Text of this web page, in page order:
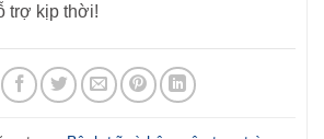
trợ kịp thời!